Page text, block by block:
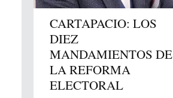
CARTAPACIO: LOS
DIEZ
MANDAMIENTOS DE
LA REFORMA
ELECTORAL